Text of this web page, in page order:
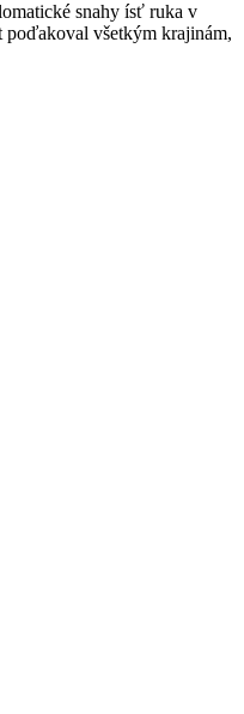
snahy ísť ruka v
poďakoval všetkým krajinám,